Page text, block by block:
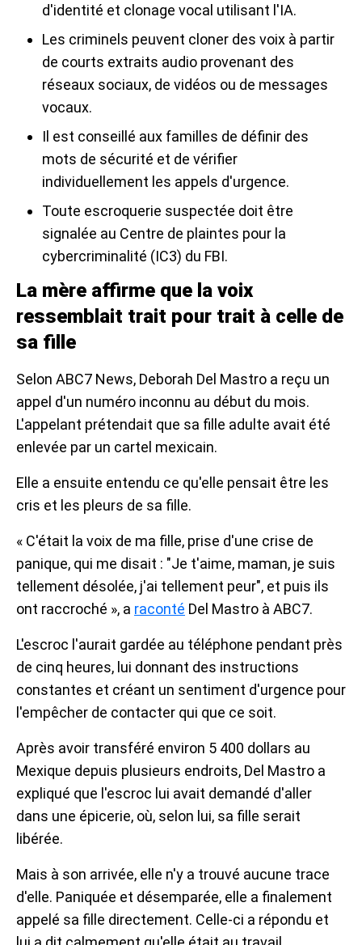
d'identité et clonage vocal utilisant l'IA.
Les criminels peuvent cloner des voix à partir
de courts extraits audio provenant des
réseaux sociaux, de vidéos ou de messages
vocaux.
Il est conseillé aux familles de définir des
mots de sécurité et de vérifier
individuellement les appels d'urgence.
Toute escroquerie suspectée doit être
signalée au Centre de plaintes pour la
cybercriminalité (IC3) du FBI.
La mère affirme que la voix
ressemblait trait pour trait à celle de
sa fille
Selon ABC7 News, Deborah Del Mastro a reçu un
appel d'un numéro inconnu au début du mois.
L'appelant prétendait que sa fille adulte avait été
enlevée par un cartel mexicain.
Elle a ensuite entendu ce qu'elle pensait être les
cris et les pleurs de sa fille.
« C'était la voix de ma fille, prise d'une crise de
panique, qui me disait : "Je t'aime, maman, je suis
tellement désolée, j'ai tellement peur", et puis ils
ont raccroché », a raconté Del Mastro à ABC7.
L'escroc l'aurait gardée au téléphone pendant près
de cinq heures, lui donnant des instructions
constantes et créant un sentiment d'urgence pour
l'empêcher de contacter qui que ce soit.
Après avoir transféré environ 5 400 dollars au
Mexique depuis plusieurs endroits, Del Mastro a
expliqué que l'escroc lui avait demandé d'aller
dans une épicerie, où, selon lui, sa fille serait
libérée.
Mais à son arrivée, elle n'y a trouvé aucune trace
d'elle. Paniquée et désemparée, elle a finalement
appelé sa fille directement. Celle-ci a répondu et